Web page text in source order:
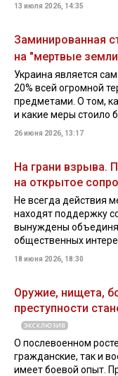
13 июля 2026, 14:35
Заминированная
на "мертвые
Украина является
20% всей огромной
предметами. О том,
и какие меры стоило
26 июня 2026, 13:17
На грани взрыва.
на открытое
Не всегда действия
находят поддержку
вынуждены
общественных
18 июня 2026, 18:30
Оружие, нищета,
преступности
О послевоенном
гражданские, так и
имеет боевой опыт.